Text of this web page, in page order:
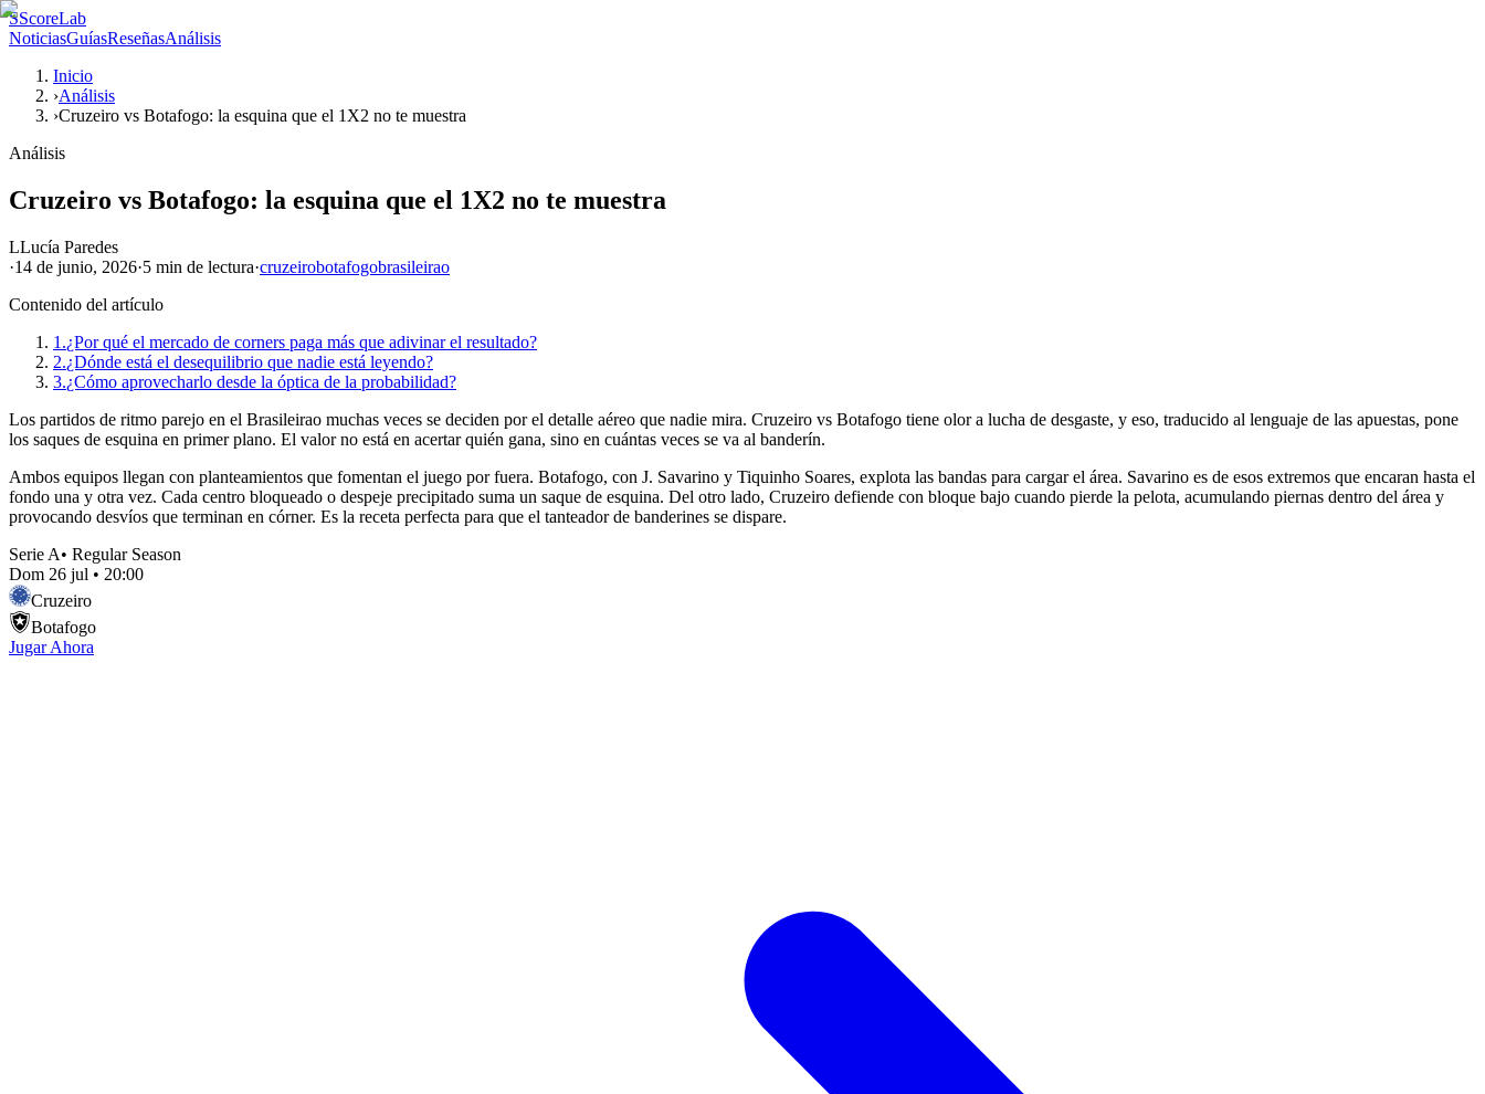
SScoreLab
NoticiasGuíasReseñasAnálisis
Inicio
›Análisis
›Cruzeiro vs Botafogo: la esquina que el 1X2 no te muestra
Análisis
Cruzeiro vs Botafogo: la esquina que el 1X2 no te muestra
LLucía Paredes
·14 de junio, 2026·5 min de lectura·cruzeirobotafogobrasileirao
Contenido del artículo
1.¿Por qué el mercado de corners paga más que adivinar el resultado?
2.¿Dónde está el desequilibrio que nadie está leyendo?
3.¿Cómo aprovecharlo desde la óptica de la probabilidad?
Los partidos de ritmo parejo en el Brasileirao muchas veces se deciden por el detalle aéreo que nadie mira. Cruzeiro vs Botafogo tiene olor a lucha de desgaste, y eso, traducido al lenguaje de las apuestas, pone
los saques de esquina en primer plano. El valor no está en acertar quién gana, sino en cuántas veces se va al banderín.
Ambos equipos llegan con planteamientos que fomentan el juego por fuera. Botafogo, con J. Savarino y Tiquinho Soares, explota las bandas para cargar el área. Savarino es de esos extremos que encaran hasta el
fondo una y otra vez. Cada centro bloqueado o despeje precipitado suma un saque de esquina. Del otro lado, Cruzeiro defiende con bloque bajo cuando pierde la pelota, acumulando piernas dentro del área y
provocando desvíos que terminan en córner. Es la receta perfecta para que el tanteador de banderines se dispare.
Serie A• Regular Season
Dom 26 jul • 20:00
Cruzeiro
Botafogo
Jugar Ahora